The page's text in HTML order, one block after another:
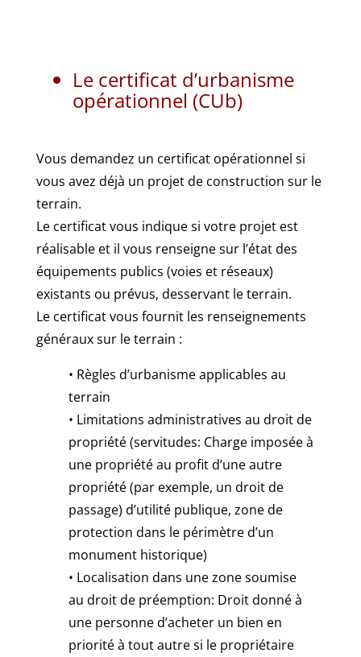
Le certificat d’urbanisme
opérationnel (CUb)
Vous demandez un certificat opérationnel si
vous avez déjà un projet de construction sur le
terrain.
Le certificat vous indique si votre projet est
réalisable et il vous renseigne sur l’état des
équipements publics (voies et réseaux)
existants ou prévus, desservant le terrain.
Le certificat vous fournit les renseignements
généraux sur le terrain :
• Règles d’urbanisme applicables au
terrain
• Limitations administratives au droit de
propriété (servitudes: Charge imposée à
une propriété au profit d’une autre
propriété (par exemple, un droit de
passage) d’utilité publique, zone de
protection dans le périmètre d’un
monument historique)
• Localisation dans une zone soumise
au droit de préemption: Droit donné à
une personne d’acheter un bien en
priorité à tout autre si le propriétaire